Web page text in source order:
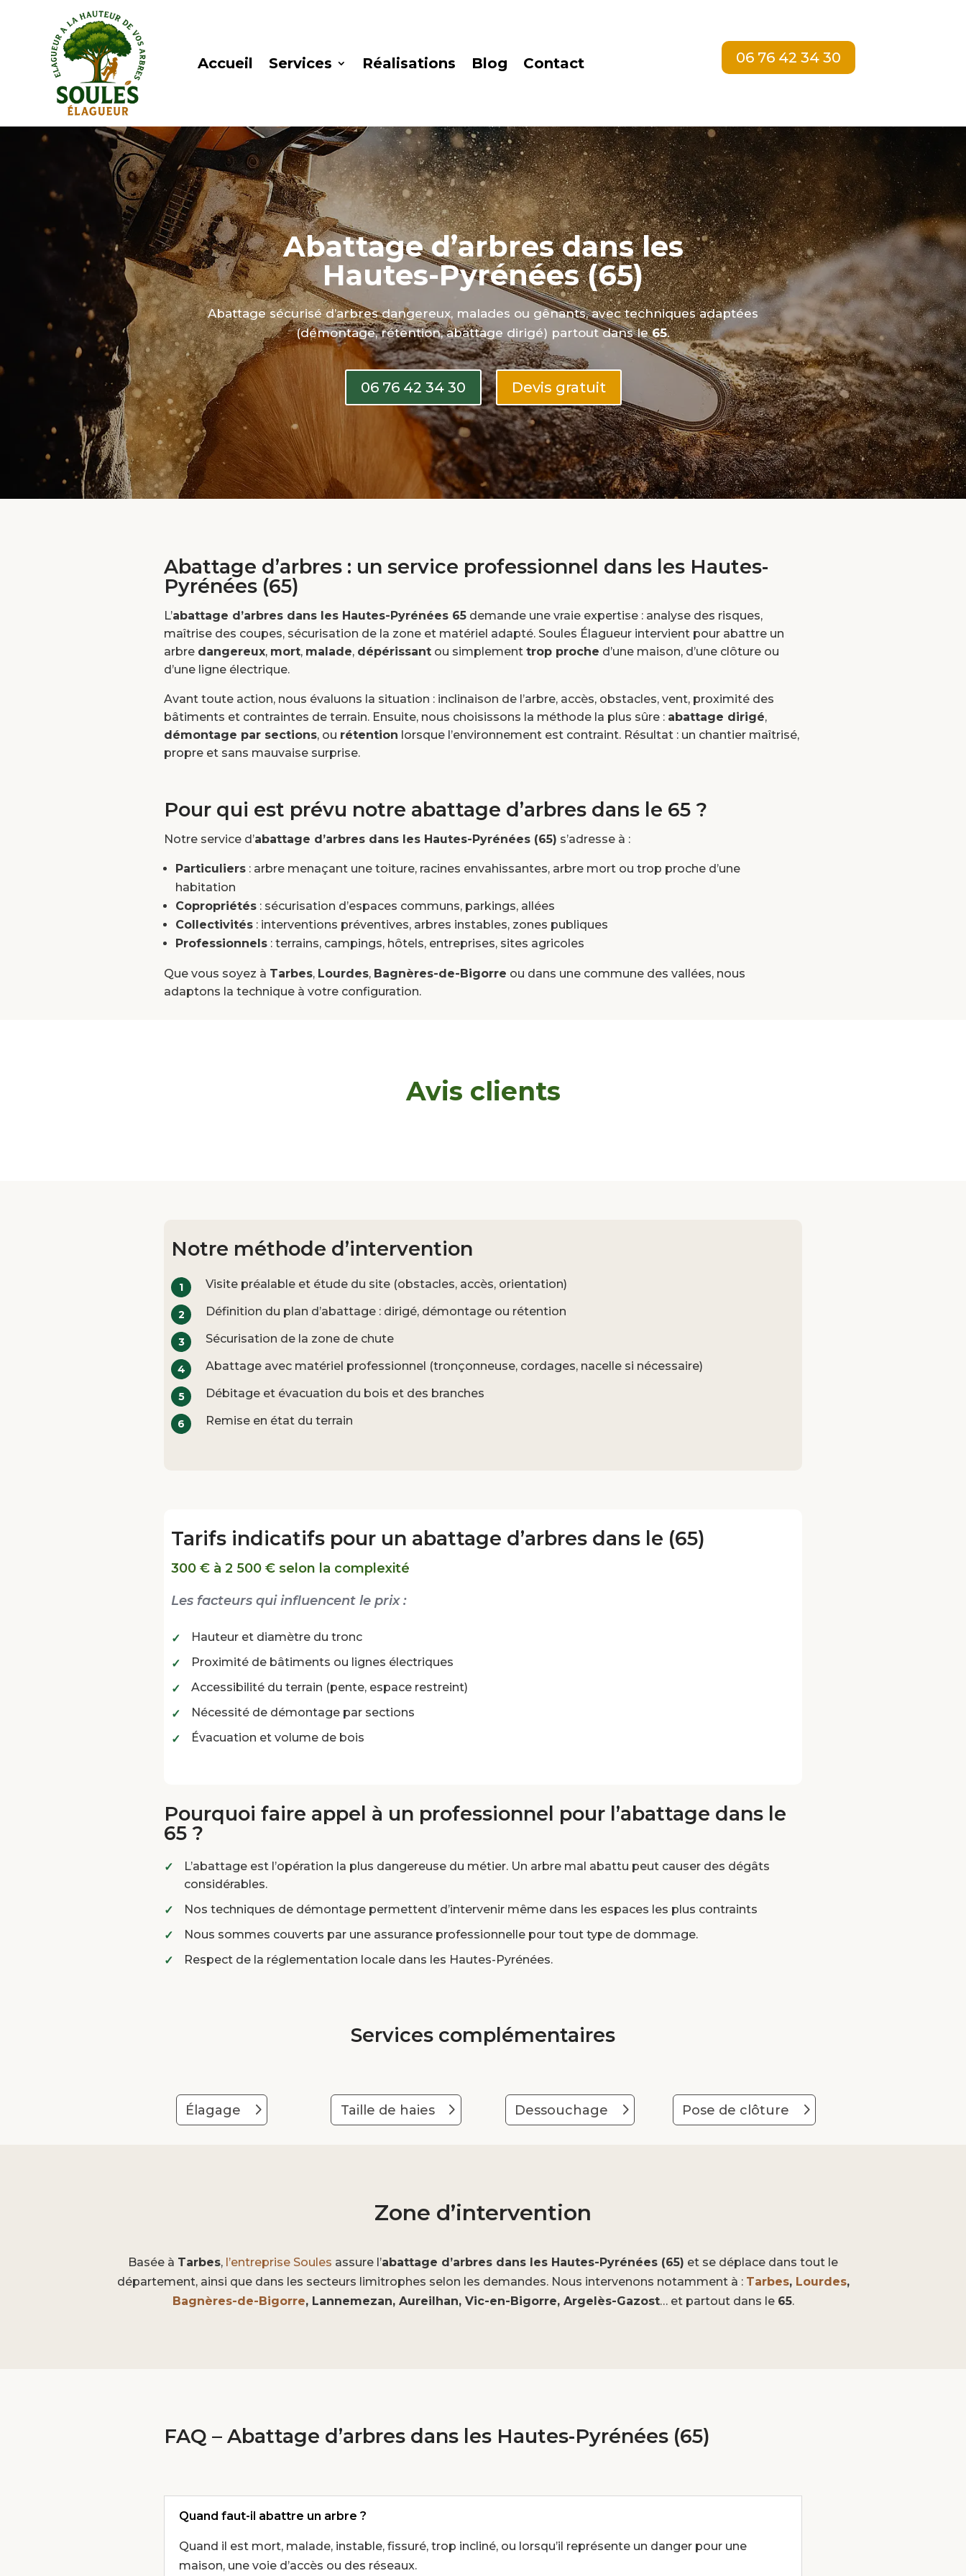
Accueil Services Réalisations Blog Contact 06 76 42 34 30
Abattage d’arbres dans les
Hautes-Pyrénées (65)
Abattage sécurisé d’arbres dangereux, malades ou gênants, avec techniques adaptées
(démontage, rétention, abattage dirigé) partout dans le65.
06 76 42 34 30 Devis gratuit
Abattage d’arbres : un service professionnel dans les Hautes-
Pyrénées (65)
L’abattage d’arbres dans les Hautes-Pyrénées 65 demande une vraie expertise : analyse des risques,
maîtrise des coupes, sécurisation de la zone et matériel adapté. Soules Élagueur intervient pour abattre un
arbre dangereux, mort, malade, dépérissant ou simplementtrop proche d’une maison, d’une clôture ou
d’une ligne électrique.
Avant toute action, nous évaluons la situation : inclinaison de l’arbre, accès, obstacles, vent, proximité des
bâtiments et contraintes de terrain. Ensuite, nous choisissons la méthode la plus sûre : abattage dirigé,
démontage par sections, ou rétention lorsque l’environnement est contraint. Résultat : un chantier maîtrisé,
propre et sans mauvaise surprise.
Pour qui est prévu notre abattage d’arbres dans le 65 ?
Notre service d’abattage d’arbres dans les Hautes-Pyrénées (65) s’adresse à :
Particuliers : arbre menaçant une toiture, racines envahissantes, arbre mort ou trop proche d’une
habitation
Copropriétés : sécurisation d’espaces communs, parkings, allées
Collectivités : interventions préventives, arbres instables, zones publiques
Professionnels : terrains, campings, hôtels, entreprises, sites agricoles
Que vous soyez à Tarbes, Lourdes, Bagnères-de-Bigorre ou dans une commune des vallées, nous
adaptons la technique à votre configuration.
Avis clients
Notre méthode d’intervention
Visite préalable et étude du site (obstacles, accès, orientation)
Définition du plan d’abattage : dirigé, démontage ou rétention
Sécurisation de la zone de chute
Abattage avec matériel professionnel (tronçonneuse, cordages, nacelle si nécessaire)
Débitage et évacuation du bois et des branches
Remise en état du terrain
Tarifs indicatifs pour un abattage d’arbres dans le (65)
300 € à 2 500 € selon la complexité
Les facteurs qui influencent le prix :
Hauteur et diamètre du tronc
Proximité de bâtiments ou lignes électriques
Accessibilité du terrain (pente, espace restreint)
Nécessité de démontage par sections
Évacuation et volume de bois
Pourquoi faire appel à un professionnel pour l’abattage dans le
65 ?
L’abattage est l’opération la plus dangereuse du métier. Un arbre mal abattu peut causer des dégâts
considérables.
Nos techniques de démontage permettent d’intervenir même dans les espaces les plus contraints
Nous sommes couverts par une assurance professionnelle pour tout type de dommage.
Respect de la réglementation locale dans les Hautes-Pyrénées.
Services complémentaires
Élagage Taille de haies Dessouchage Pose de clôture
Zone d’intervention
Basée à Tarbes, l’entreprise Soules assure l’abattage d’arbres dans les Hautes-Pyrénées (65) et se déplace dans tout le
département, ainsi que dans les secteurs limitrophes selon les demandes. Nous intervenons notamment à : Tarbes, Lourdes,
Bagnères-de-Bigorre, Lannemezan, Aureilhan, Vic-en-Bigorre, Argelès-Gazost… et partout dans le 65.
FAQ – Abattage d’arbres dans les Hautes-Pyrénées (65)
Quand faut-il abattre un arbre ?
Quand il est mort, malade, instable, fissuré, trop incliné, ou lorsqu’il représente un danger pour une
maison, une voie d’accès ou des réseaux.